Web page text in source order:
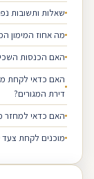
שאלות ותשובות
מה אחוז המימון
האם הכנסות
האם כדאי לקחת
דירת המגורים?
האם כדאי למחזר
מוכנים לקחת צעד